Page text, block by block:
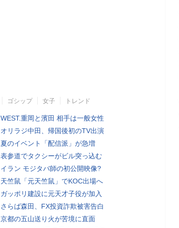
ゴシップ 女子 トレンド
WEST.重岡と濱田 相手は一般女性
オリラジ中田、帰国後初のTV出演
夏のイベント「配信派」が急増
表参道でタクシーがビル突っ込む
イラン モジタバ師の初公開映像?
天竺鼠「元天竺鼠」でKOC出場へ
ガッポリ建設に元天才子役が加入
さらば森田、FX投資詐欺被害告白
京都の五山送り火が苦境に直面